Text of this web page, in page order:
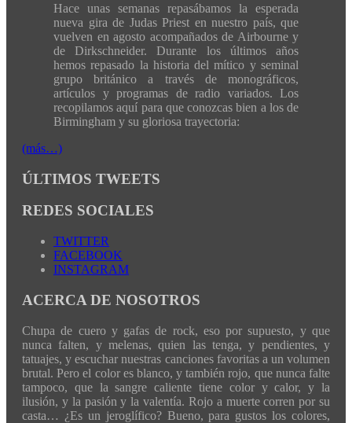
Hace unas semanas repasábamos la esperada
nueva gira de Judas Priest en nuestro país, que
vuelven en agosto acompañados de Airbourne y
de Dirkschneider. Durante los últimos años
hemos repasado la historia del mítico y seminal
grupo británico a través de monográficos,
artículos y programas de radio variados. Los
recopilamos aquí para que conozcas bien a los de
Birmingham y su gloriosa trayectoria:
(más…)
ÚLTIMOS TWEETS
REDES SOCIALES
TWITTER
FACEBOOK
INSTAGRAM
ACERCA DE NOSOTROS
Chupa de cuero y gafas de rock, eso por supuesto, y que
nunca falten, y melenas, quien las tenga, y pendientes, y
tatuajes, y escuchar nuestras canciones favoritas a un volumen
brutal. Pero el color es blanco, y también rojo, que nunca falte
tampoco, que la sangre caliente tiene color y calor, y la
ilusión, y la pasión y la valentía. Rojo a muerte corren por su
casta… ¿Es un jeroglífico? Bueno, para gustos los colores,